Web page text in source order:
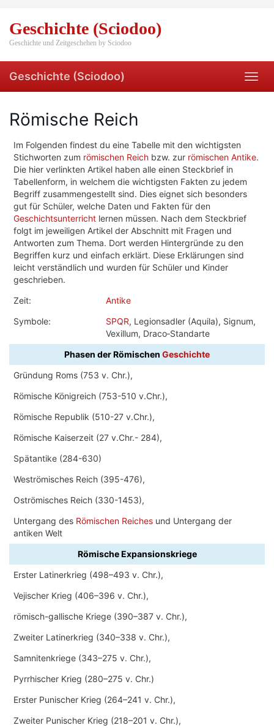
main
content
Geschichte (Sciodoo)
Geschichte und Zeitgeschehen by Sciodoo
Geschichte (Sciodoo)
Römische Reich
Im Folgenden findest du eine Tabelle mit den wichtigsten
Stichworten zum römischen Reich bzw. zur römischen Antike.
Die hier verlinkten Artikel haben alle einen Steckbrief in
Tabellenform, in welchem die wichtigsten Fakten zu jedem
Begriff zusammengestellt sind. Dies eignet sich besonders
gut für Schüler, welche Daten und Fakten für den
Geschichtsunterricht lernen müssen. Nach dem Steckbrief
folgt im jeweiligen Artikel der Abschnitt mit Fragen und
Antworten zum Thema. Dort werden Hintergründe zu den
Begriffen kurz und einfach erklärt. Diese Erklärungen sind
leicht verständlich und wurden für Schüler und Kinder
geschrieben.
Zeit:
Antike
Symbole:
SPQR, Legionsadler (Aquila), Signum,
Vexillum, Draco‑Standarte
Phasen der Römischen Geschichte
Gründung Roms (753 v. Chr.),
Römische Königreich (753-510 v.Chr.),
Römische Republik (510-27 v.Chr.),
Römische Kaiserzeit (27 v.Chr.- 284),
Spätantike (284-630)
Weströmisches Reich (395-476),
Oströmisches Reich (330-1453),
Untergang des Römischen Reiches und Untergang der
antiken Welt
Römische Expansionskriege
Erster Latinerkrieg (498–493 v. Chr.),
Vejischer Krieg (406–396 v. Chr.),
römisch-gallische Kriege (390–387 v. Chr.),
Zweiter Latinerkrieg (340–338 v. Chr.),
Samnitenkriege (343–275 v. Chr.),
Pyrrhischer Krieg (280–275 v. Chr.)
Erster Punischer Krieg (264–241 v. Chr.),
Zweiter Punischer Krieg (218–201 v. Chr.),